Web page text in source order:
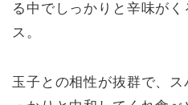
る中でしっかりと辛味が
ス。
玉子との相性が抜群で、